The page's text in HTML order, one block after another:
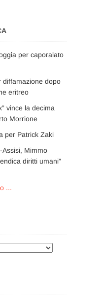
per caporalato
diffamazione dopo
eritreo
vince la decima
Morrione
per Patrick Zaki
Assisi, Mimmo
diritti umani”
...